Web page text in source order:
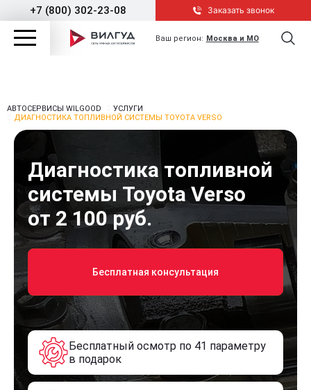
+7 (800) 302-23-08 Заказать звонок
Ваш регион: Москва и МО
АВТОСЕРВИСЫ WILGOOD
УСЛУГИ
ДИАГНОСТИКА ТОПЛИВНОЙ СИСТЕМЫ TOYOTA VERSO
Диагностика топливной
системы Toyota Verso
от 2 100 руб.
Бесплатная консультация
Бесплатный осмотр по 41 параметру
в подарок